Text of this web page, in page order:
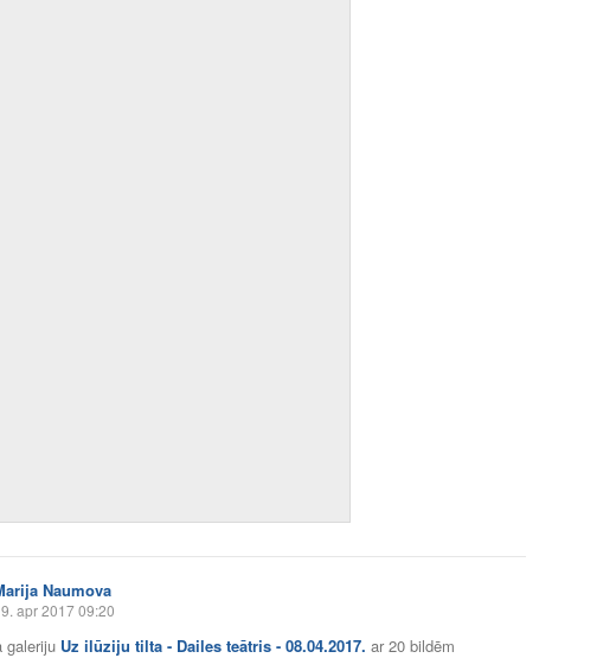
Naumova
apr 2017 09:20
galeriju Uz ilūziju tilta - Dailes teātris - 08.04.2017. ar20 bildēm